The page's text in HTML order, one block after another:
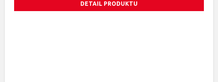
DETAIL PRODUKTU